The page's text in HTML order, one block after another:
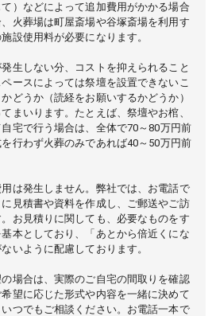
）などによって追加費用がかかる場合
火葬場は町屋斎場や谷塚斎場を利用す
設使用料が必要になります。
生しない分、コストを抑えられること
ースによっては祭壇を設置できないこ
どうか（読経をお願いするかどうか）
まいります。たとえば、祭壇やお棺、
宅で行う場合は、全体で70～80万円前
行わず火葬のみであれば40～50万円前
は発生しません。弊社では、お電話で
見積書や資料を作成し、ご郵送やご訪
お見積りに関しても、必要なものをす
本としており、「あとから倍近くにな
いように配慮しております。
場合は、実際のご自宅の間取りを確認
望に応じた形式や内容を一緒に決めて
つでもご相談ください。お電話一本で